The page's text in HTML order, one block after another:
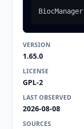
BiocManager
VERSION
1.65.0
LICENSE
GPL-2
LAST OBSERVED
2026-08-08
SOURCES